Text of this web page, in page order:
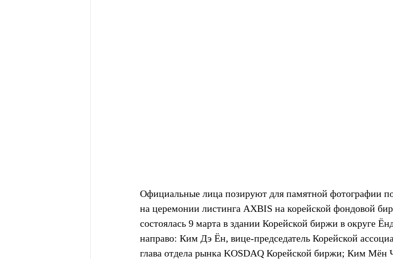
Официальные лица позируют для памятной фотографии
на церемонии листинга AXBIS на корейской фондовой
состоялась 9 марта в здании Корейской биржи в округе
направо: Ким Дэ Ён, вице-председатель Корейской
глава отдела рынка KOSDAQ Корейской биржи; Ким Мён